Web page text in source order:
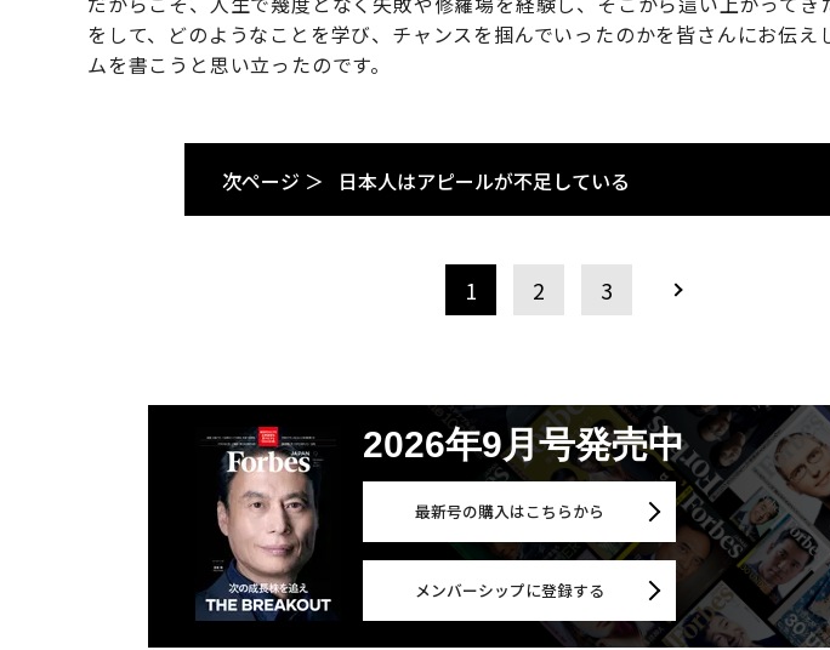
をして、どのようなことを学び、チャンスを掴んでいったのかを皆さんにお伝え
ムを書こうと思い立ったのです。
次ページ ＞ 日本人はアピールが不足している
1 2 3
2026年9月号発売中
最新号の購入はこちらから
メンバーシップに登録する